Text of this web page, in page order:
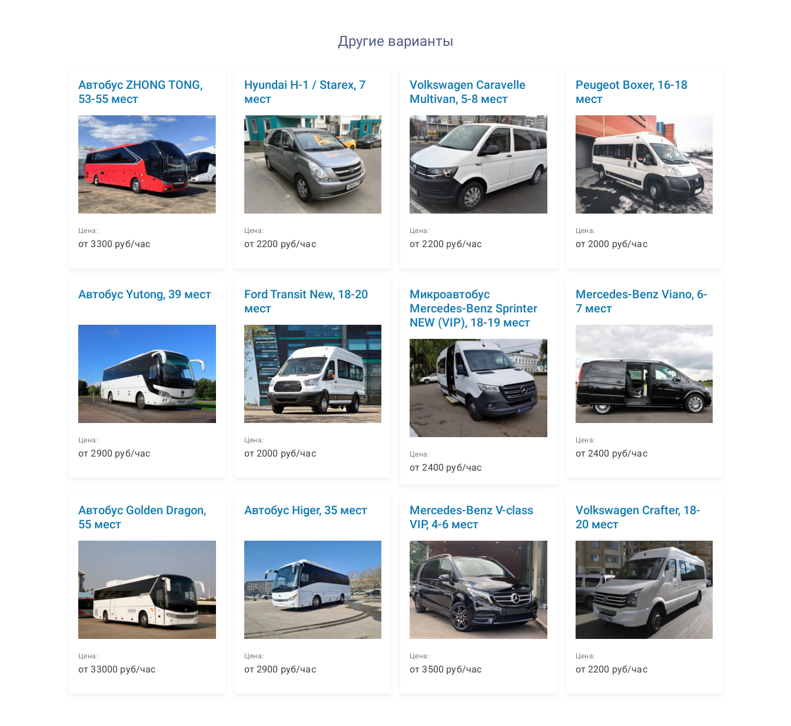
Другие варианты
Автобус ZHONG TONG,
53-55 мест
Цена:
от3300 руб/час
Hyundai H-1 / Starex, 7
мест
Цена:
от 2200 руб/час
Volkswagen Caravelle
Multivan, 5-8 мест
Цена:
от2200 руб/час
Peugeot Boxer, 16-18
мест
Цена:
от 2000 руб/час
Автобус Yutong, 39 мест
Цена:
от2900 руб/час
Ford Transit New, 18-20
мест
Цена:
от 2000 руб/час
Микроавтобус
Mercedes-Benz Sprinter
NEW (VIP), 18-19 мест
Цена:
от2400 руб/час
Mercedes-Benz Viano, 6-
7 мест
Цена:
от 2400 руб/час
Автобус Golden Dragon,
55 мест
Цена:
от33000 руб/час
Автобус Higer, 35 мест
Цена:
от 2900 руб/час
Mercedes-Benz V-class
VIP, 4-6 мест
Цена:
от3500 руб/час
Volkswagen Crafter, 18-
20 мест
Цена:
от 2200 руб/час